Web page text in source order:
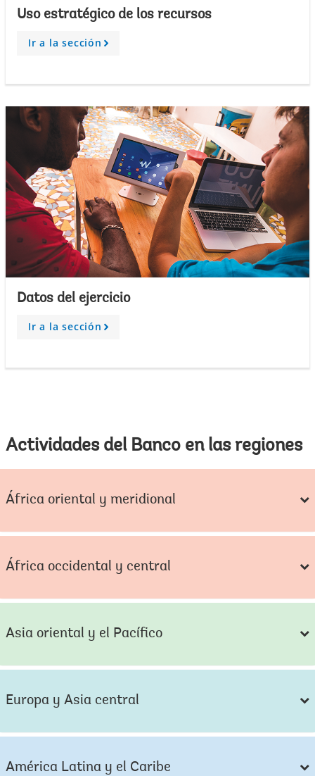
Uso estratégico de los recursos
Ir a la sección
A
Datos del ejercicio
Ir a la sección
A
Actividades del Banco en las regiones
África oriental y meridional
África occidental y central
Asia oriental y el Pacífico
Europa y Asia central
América Latina y el Caribe